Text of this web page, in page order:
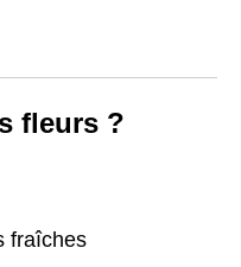
fleurs ?
fraîches